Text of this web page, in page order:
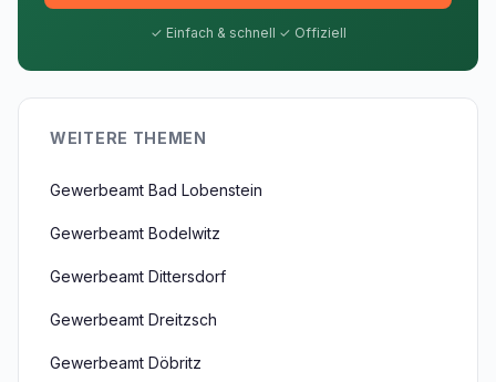
✓ Einfach & schnell ✓ Offiziell
WEITERE THEMEN
Gewerbeamt Bad Lobenstein
Gewerbeamt Bodelwitz
Gewerbeamt Dittersdorf
Gewerbeamt Dreitzsch
Gewerbeamt Döbritz